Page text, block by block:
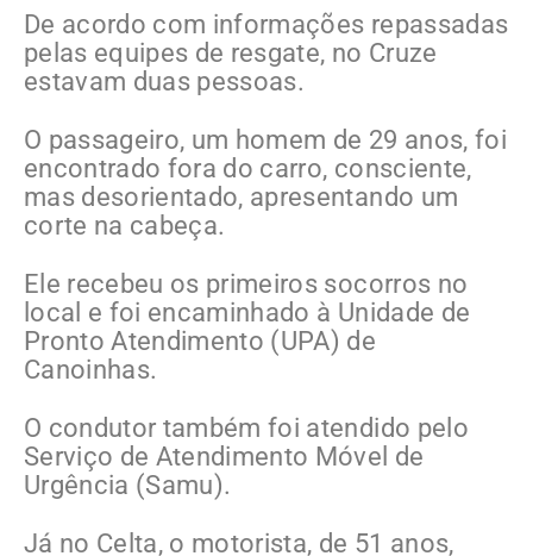
De acordo com informações repassadas
pelas equipes de resgate, no Cruze
estavam duas pessoas.
O passageiro, um homem de 29 anos, foi
encontrado fora do carro, consciente,
mas desorientado, apresentando um
corte na cabeça.
Ele recebeu os primeiros socorros no
local e foi encaminhado à Unidade de
Pronto Atendimento (UPA) de
Canoinhas.
O condutor também foi atendido pelo
Serviço de Atendimento Móvel de
Urgência (Samu).
Já no Celta, o motorista, de 51 anos,